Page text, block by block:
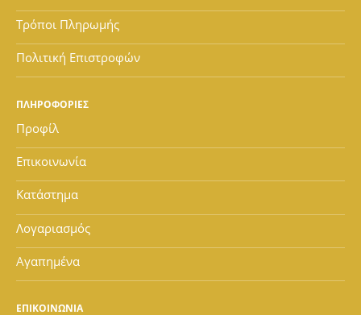
Τρόποι Πληρωμής
Πολιτική Επιστροφών
ΠΛΗΡΟΦΟΡΙΕΣ
Προφίλ
Επικοινωνία
Κατάστημα
Λογαριασμός
Αγαπημένα
ΕΠΙΚΟΙΝΩΝΙΑ